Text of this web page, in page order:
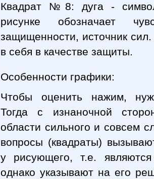
Квадрат №8: дуга -
рисунке обозначает
защищенности, источник
в себя в качестве защиты.
Особенности графики:
Чтобы оценить нажим,
Тогда с изнаночной
области сильного и совсем
вопросы (квадраты)
у рисующего, т.е.
однако указывают на его